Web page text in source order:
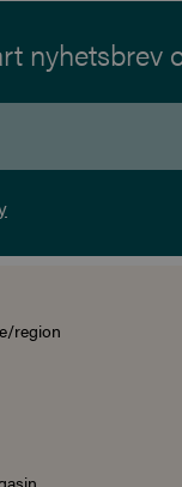
nyhetsbrev
region